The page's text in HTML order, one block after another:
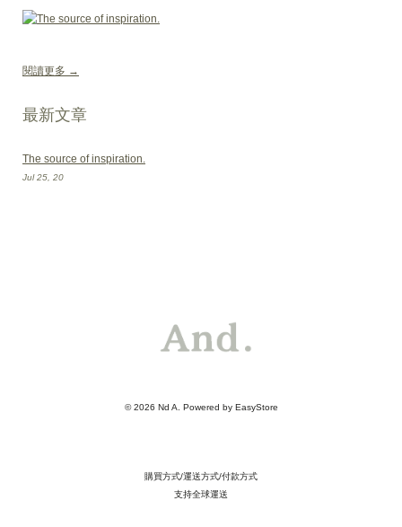
閱讀更多 →
最新文章
The source of inspiration.
Jul 25, 20
© 2026 Nd A. Powered by EasyStore
購買方式/運送方式/付款方式
支持全球運送